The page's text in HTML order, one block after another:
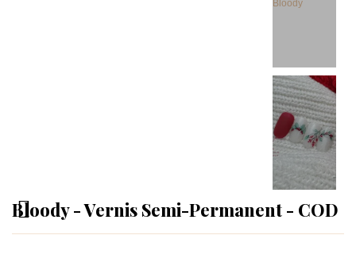
Bloody - Vernis Semi-Permanent - COD